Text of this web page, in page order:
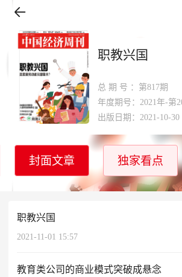
职教兴国
总期号 ：第817期
年度期号：2021年-第
出版日期：2021-10-30
封面文章 独家看点
职教兴国
2021-11-01 15:57
教育类公司的商业模式突破成悬念